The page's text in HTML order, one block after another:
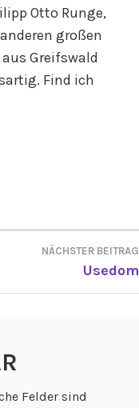
Otto Runge,
großen
Greifswald
Find ich
NÄCHSTER BEITRAG
Usedom
Felder sind